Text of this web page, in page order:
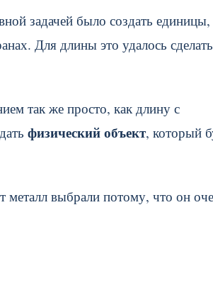
задачей было создать единицы,
Для длины это удалось сделать
так же просто, как длину с
физический объект, который
металл выбрали потому, что он